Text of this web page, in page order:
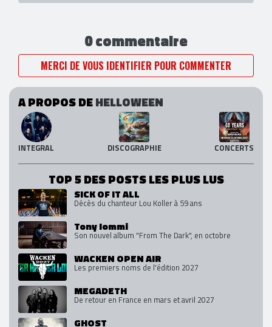
0 commentaire
MERCI DE VOUS IDENTIFIER POUR COMMENTER
A PROPOS DEHELLOWEEN
INTEGRAL DISCOGRAPHIE CONCERTS
TOP 5 DES POSTS LES PLUS LUS
SICK OF IT ALL
Décès du chanteur Lou Koller à 59 ans
Tony Iommi
Son nouvel album "From The Dark", en octobre
WACKEN OPEN AIR
Les premiers noms de l'édition 2027
MEGADETH
De retour en France en mars et avril 2027
GHOST